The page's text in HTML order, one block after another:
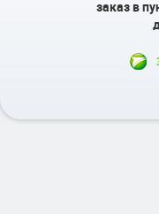
заказ в